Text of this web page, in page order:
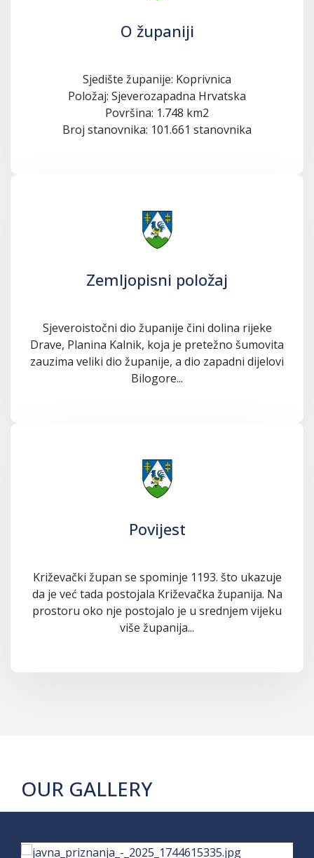
O županiji
Sjedište županije: Koprivnica
Položaj: Sjeverozapadna Hrvatska
Površina: 1.748 km2
Broj stanovnika: 101.661 stanovnika
Zemljopisni položaj
Sjeveroistočni dio županije čini dolina rijeke
Drave, Planina Kalnik, koja je pretežno šumovita
zauzima veliki dio županije, a dio zapadni dijelovi
Bilogore...
Povijest
Križevački župan se spominje 1193. što ukazuje
da je već tada postojala Križevačka županija. Na
prostoru oko nje postojalo je u srednjem vijeku
više županija...
OUR GALLERY